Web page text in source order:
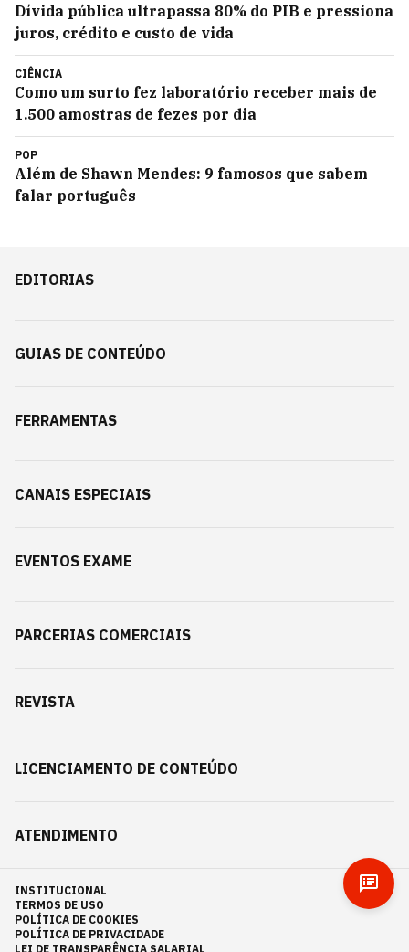
Dívida pública ultrapassa 80% do PIB e pressiona
juros, crédito e custo de vida
CIÊNCIA
Como um surto fez laboratório receber mais de
1.500 amostras de fezes por dia
POP
Além de Shawn Mendes: 9 famosos que sabem
falar português
EDITORIAS
GUIAS DE CONTEÚDO
FERRAMENTAS
CANAIS ESPECIAIS
EVENTOS EXAME
PARCERIAS COMERCIAIS
REVISTA
LICENCIAMENTO DE CONTEÚDO
ATENDIMENTO
INSTITUCIONAL
TERMOS DE USO
POLÍTICA DE COOKIES
POLÍTICA DE PRIVACIDADE
LEI DE TRANSPARÊNCIA SALARIAL